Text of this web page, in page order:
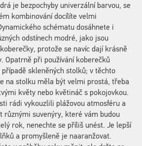
je bezpochyby univerzální barvou, se
kombinování docílíte velmi
schématu dosáhnete i
odstínech modré, jako jsou
protože se navíc dají krásně
Opatrně při používání koberečků
skleněných stolků; v těchto
na stolku měla být velmi prostá, třeba
květy nebo květináč s pokojovkou.
rádi vykouzlili plážovou atmosféru a
různými suvenýry, které vám budou
rok, nenechte se příliš unést. Je lepší
a promyšleně je naaranžovat.